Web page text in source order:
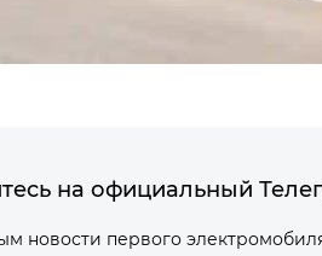
на официальный
новости первого